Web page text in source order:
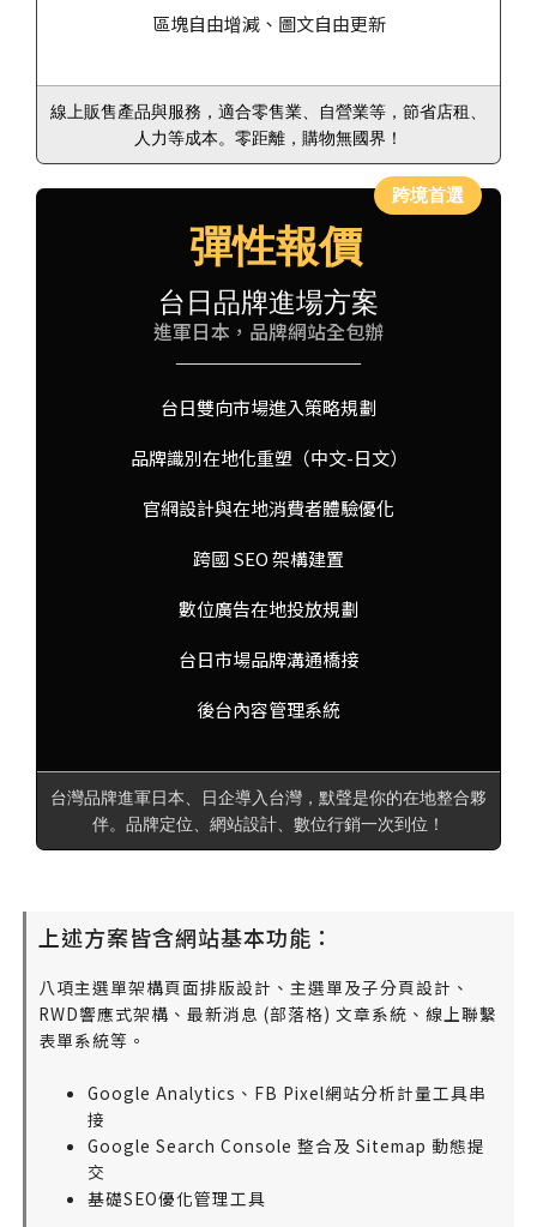
區塊自由增減、圖文自由更新
線上販售產品與服務，適合零售業、自營業等，節省店租、
人力等成本。零距離，購物無國界！
彈性報價
台日品牌進場方案
進軍日本，品牌網站全包辦
台日雙向市場進入策略規劃
品牌識別在地化重塑（中文-日文）
官網設計與在地消費者體驗優化
跨國 SEO 架構建置
數位廣告在地投放規劃
台日市場品牌溝通橋接
後台內容管理系統
台灣品牌進軍日本、日企導入台灣，默聲是你的在地整合夥
伴。品牌定位、網站設計、數位行銷一次到位！
上述方案皆含網站基本功能：
八項主選單架構頁面排版設計、主選單及子分頁設計、
RWD響應式架構、最新消息 (部落格) 文章系統、線上聯繫
表單系統等。
Google Analytics、FB Pixel網站分析計量工具串
接
Google Search Console 整合及 Sitemap 動態提
交
基礎SEO優化管理工具